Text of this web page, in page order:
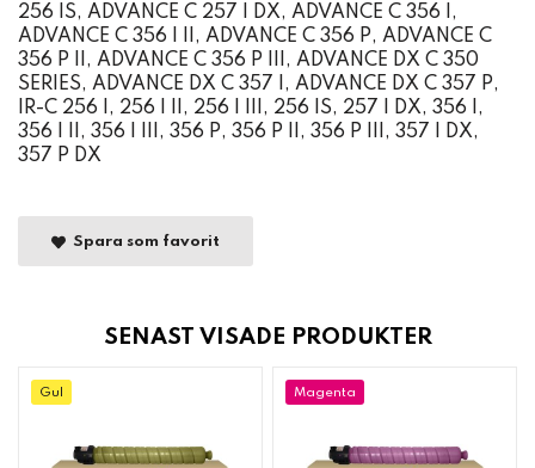
256 IS, ADVANCE C 257 I DX, ADVANCE C 356 I,
ADVANCE C 356 I II, ADVANCE C 356 P, ADVANCE C
356 P II, ADVANCE C 356 P III, ADVANCE DX C 350
SERIES, ADVANCE DX C 357 I, ADVANCE DX C 357 P,
IR-C 256 I, 256 I II, 256 I III, 256 IS, 257 I DX, 356 I,
356 I II, 356 I III, 356 P, 356 P II, 356 P III, 357 I DX,
357 P DX
Spara som favorit
SENAST VISADE PRODUKTER
Gul Magenta